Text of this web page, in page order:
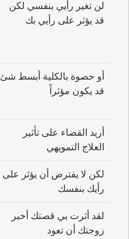
لن تغير رأيي بنفسي لكن
قد يؤثر على رأيي بك
أو حصوة بالكلية أبسط شئ
قد يكون مؤثراً
أريد القضاء على تأثير
العلاج التمويهي
لكن لا يفترض أن يؤثر على
رأيك بنفسك
لقد أثرت بي قصتك أخبر
زوجتك أن تعود